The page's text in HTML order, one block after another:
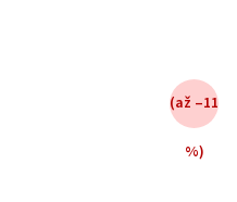
(až –11
%)